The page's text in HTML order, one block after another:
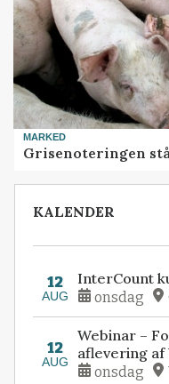
MARKED
Grisenoteringen
KALENDER
12
AUG
InterCount
onsdag
12
AUG
Webinar –
aflevering af
onsdag